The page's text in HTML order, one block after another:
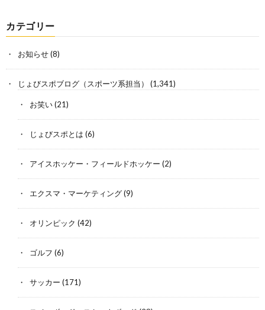
カテゴリー
お知らせ(8)
じょびスポブログ（スポーツ系担当） (1,341)
お笑い(21)
じょびスポとは (6)
アイスホッケー・フィールドホッケー (2)
エクスマ・マーケティング(9)
オリンピック (42)
ゴルフ (6)
サッカー (171)